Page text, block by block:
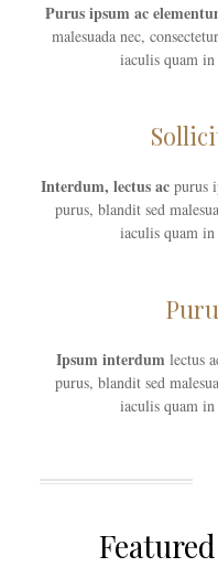
Purus ipsum ac
malesuada nec,
iaculis quam
Interdum, lectus ac purus
purus, blandit sed
iaculis quam
Ipsum interdum lectus
purus, blandit sed
iaculis quam